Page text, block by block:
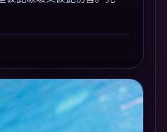
探讨信任与背叛，映后讨